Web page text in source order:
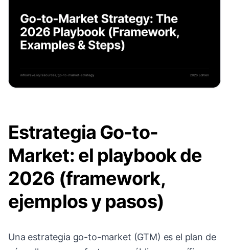
Estrategia Go-to-
Market: el playbook de
2026 (framework,
ejemplos y pasos)
Una estrategia go-to-market (GTM) es el plan de